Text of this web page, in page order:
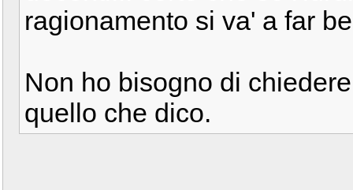
ragionamento si va' a far
Non ho bisogno di
quello che dico.